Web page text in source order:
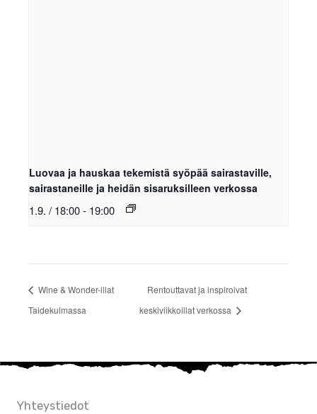
Luovaa ja hauskaa tekemistä syöpää sairastaville,
sairastaneille ja heidän sisaruksilleen verkossa
1.9. / 18:00- 19:00
Wine & Wonder-illat
Taidekulmassa
Rentouttavat ja inspiroivat
keskiviikkoillat verkossa
Yhteystiedot